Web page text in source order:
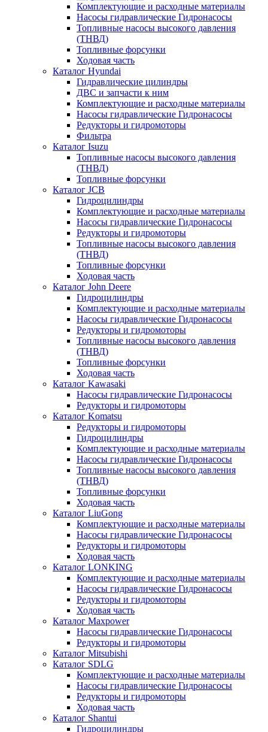
Комплектующие и расходные материалы
Насосы гидравлические Гидронасосы
Топливные насосы высокого давления
(ТНВД)
Топливные форсунки
Ходовая часть
Каталог Hyundai
Гидравлические цилиндры
ДВС и запчасти к ним
Комплектующие и расходные материалы
Насосы гидравлические Гидронасосы
Редукторы и гидромоторы
Фильтра
Каталог Isuzu
Топливные насосы высокого давления
(ТНВД)
Топливные форсунки
Каталог JCB
Гидроцилиндры
Комплектующие и расходные материалы
Насосы гидравлические Гидронасосы
Редукторы и гидромоторы
Топливные насосы высокого давления
(ТНВД)
Топливные форсунки
Ходовая часть
Каталог John Deere
Гидроцилиндры
Комплектующие и расходные материалы
Насосы гидравлические Гидронасосы
Редукторы и гидромоторы
Топливные насосы высокого давления
(ТНВД)
Топливные форсунки
Ходовая часть
Каталог Kawasaki
Насосы гидравлические Гидронасосы
Редукторы и гидромоторы
Каталог Komatsu
Редукторы и гидромоторы
Гидроцилиндры
Комплектующие и расходные материалы
Насосы гидравлические Гидронасосы
Топливные насосы высокого давления
(ТНВД)
Топливные форсунки
Ходовая часть
Каталог LiuGong
Комплектующие и расходные материалы
Насосы гидравлические Гидронасосы
Редукторы и гидромоторы
Ходовая часть
Каталог LONKING
Комплектующие и расходные материалы
Насосы гидравлические Гидронасосы
Редукторы и гидромоторы
Ходовая часть
Каталог Maxpower
Насосы гидравлические Гидронасосы
Редукторы и гидромоторы
Каталог Mitsubishi
Каталог SDLG
Комплектующие и расходные материалы
Насосы гидравлические Гидронасосы
Редукторы и гидромоторы
Ходовая часть
Каталог Shantui
Гидроцилиндры